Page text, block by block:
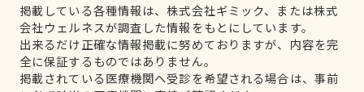
掲載している各種情報は、株式会社ギミック、または株式
会社ウェルネスが調査した情報をもとにしています。
出来るだけ正確な情報掲載に努めておりますが、内容を完
全に保証するものではありません。
掲載されている医療機関へ受診を希望される場合は、事前